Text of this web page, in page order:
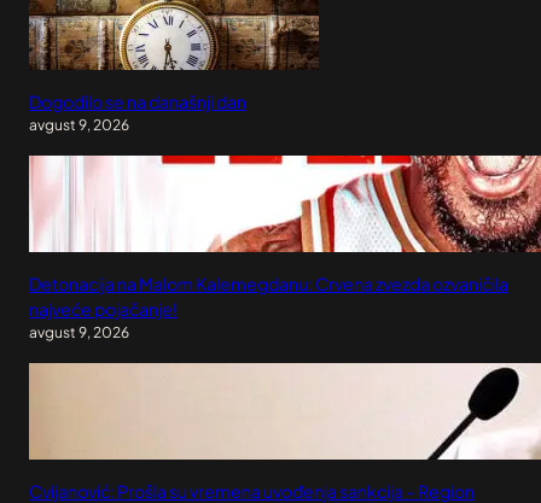
Dogodilo se na današnji dan
avgust 9, 2026
Detonacija na Malom Kalemegdanu: Crvena zvezda ozvaničila
najveće pojačanje!
avgust 9, 2026
Cvijanović: Prošla su vremena uvođenja sankcija – Region